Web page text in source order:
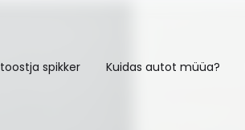
spikker Kuidas autot müüa?